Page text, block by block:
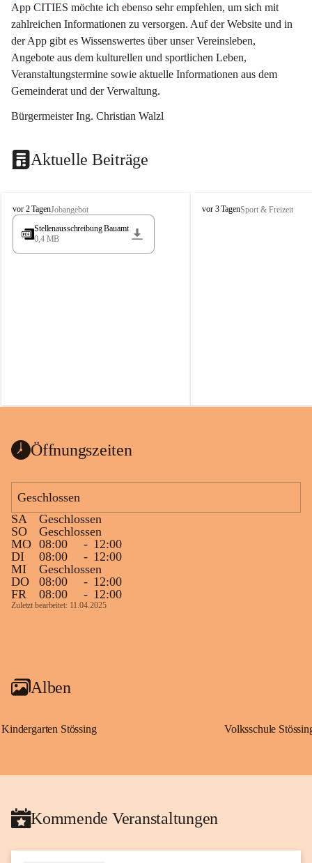
App CITIES möchte ich ebenso sehr empfehlen, um sich mit
zahlreichen Informationen zu versorgen. Auf der Website und in
der App gibt es Wissenswertes über unser Vereinsleben,
Angebote aus dem kulturellen und sportlichen Leben,
Veranstaltungstermine sowie aktuelle Informationen aus dem
Gemeinderat und der Verwaltung.
Bürgermeister Ing. Christian Walzl
Aktuelle Beiträge
S
t
s
vor 2 TagenJobangebot
Stellenausschreibung Bauamt
0,4 MB
S
vor 3 TagenSport & Freizeit
Öffnungszeiten
Geschlossen
SA
Geschlossen
SO
Geschlossen
MO 08:00 - 12:00
DI
08:00 - 12:00
MI
Geschlossen
DO
08:00 - 12:00
FR
08:00 - 12:00
Zuletzt bearbeitet: 11.04.2025
Alben
Kindergarten Stössing Volksschule
Kommende Veranstaltungen